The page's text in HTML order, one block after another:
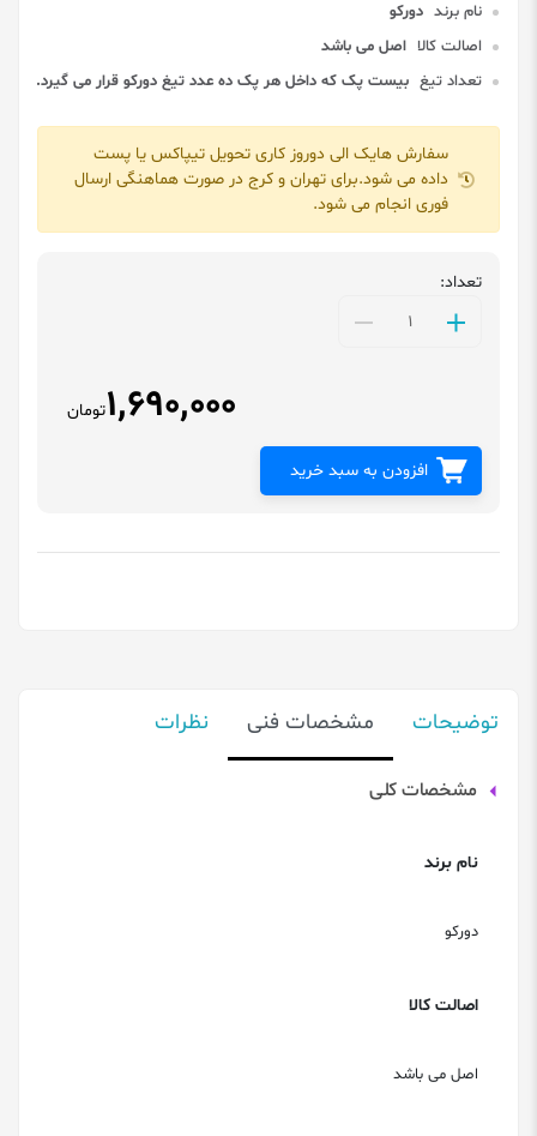
نام برند دورکو
اصالت کالا اصل می باشد
تعداد تیغ بیست پک که داخل هر پک ده عدد تیغ دورکو قرار می گیرد.
سفارش هایک الی دوروز کاری تحویل تیپاکس یا پست
داده می شود.برای تهران و کرج در صورت هماهنگی ارسال
فوری انجام می شود.
تعداد:
1,690,000تومان
افزودن به سبد خرید
توضیحات مشخصات فنی نظرات
مشخصات کلی
نام برند
دورکو
اصالت کالا
اصل می باشد